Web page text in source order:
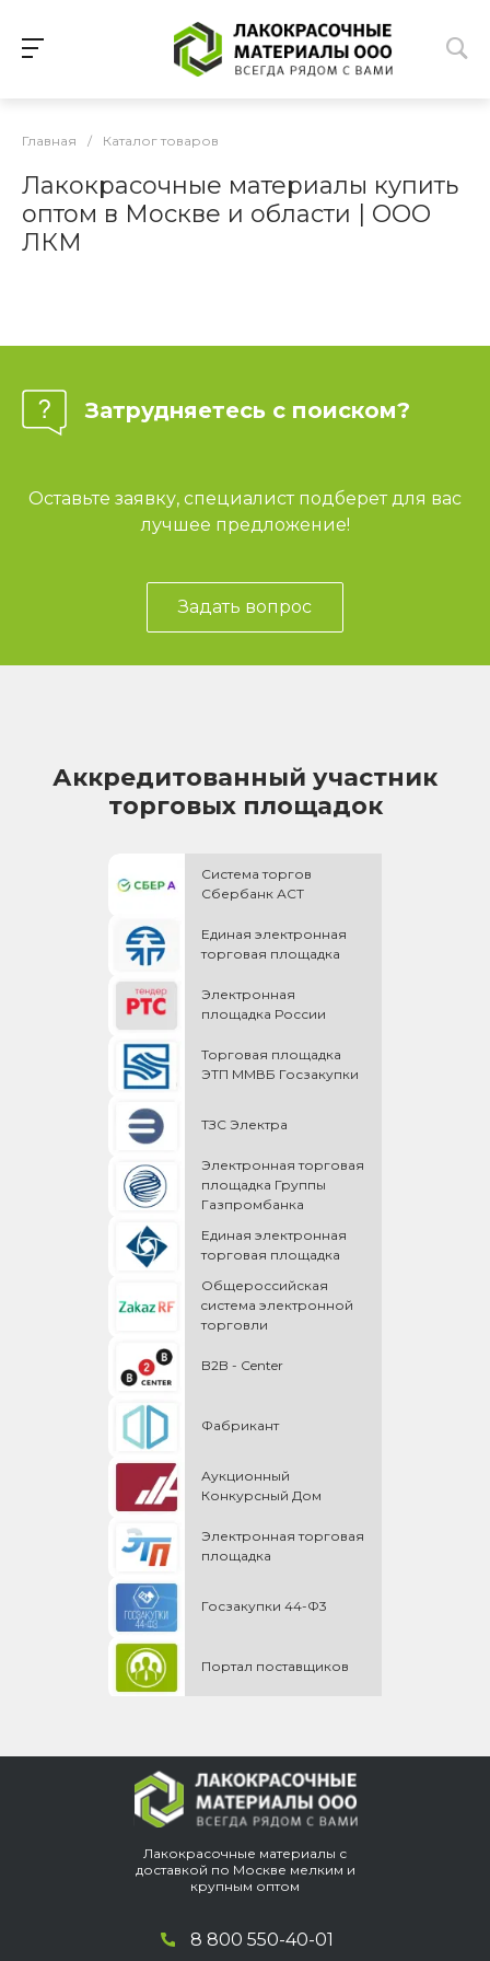
Главная / Каталог товаров
Лакокрасочные материалы купить
оптом в Москве и области | ООО
ЛКМ
Затрудняетесь с поиском?
Оставьте заявку, специалист подберет для вас
лучшее предложение!
Задать вопрос
Аккредитованный участник
торговых площадок
Система торгов
Сбербанк АСТ
Единая электронная
торговая площадка
Электронная
площадка России
Торговая площадка
ЭТП ММВБ Госзакупки
ТЗС Электра
Электронная торговая
площадка Группы
Газпромбанка
Единая электронная
торговая площадка
Общероссийская
cистема электронной
торговли
B2B - Center
Фабрикант
Аукционный
Конкурсный Дом
Электронная торговая
площадка
Госзакупки 44-Ф3
Портал поставщиков
Лакокрасочные материалы с
доставкой по Москве мелким и
крупным оптом
8 800 550-40-01